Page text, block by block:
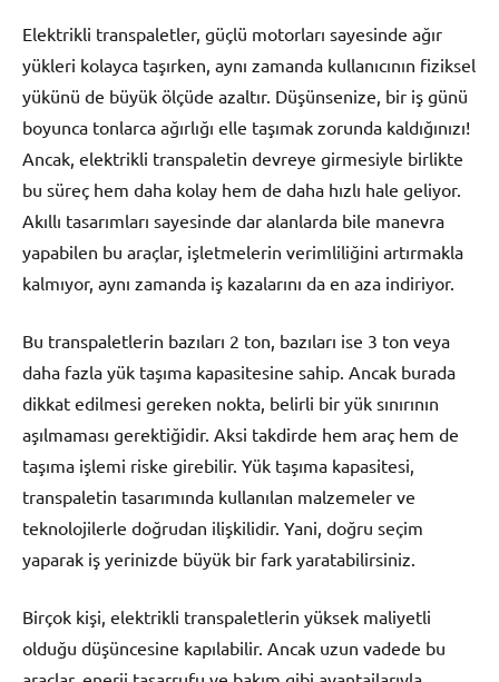
Elektrikli transpaletler, güçlü motorları sayesinde ağır
yükleri kolayca taşırken, aynı zamanda kullanıcının fiziksel
yükünü de büyük ölçüde azaltır. Düşünsenize, bir iş günü
boyunca tonlarca ağırlığı elle taşımak zorunda kaldığınızı!
Ancak, elektrikli transpaletin devreye girmesiyle birlikte
bu süreç hem daha kolay hem de daha hızlı hale geliyor.
Akıllı tasarımları sayesinde dar alanlarda bile manevra
yapabilen bu araçlar, işletmelerin verimliliğini artırmakla
kalmıyor, aynı zamanda iş kazalarını da en aza indiriyor.
Bu transpaletlerin bazıları 2 ton, bazıları ise 3 ton veya
daha fazla yük taşıma kapasitesine sahip. Ancak burada
dikkat edilmesi gereken nokta, belirli bir yük sınırının
aşılmaması gerektiğidir. Aksi takdirde hem araç hem de
taşıma işlemi riske girebilir. Yük taşıma kapasitesi,
transpaletin tasarımında kullanılan malzemeler ve
teknolojilerle doğrudan ilişkilidir. Yani, doğru seçim
yaparak iş yerinizde büyük bir fark yaratabilirsiniz.
Birçok kişi, elektrikli transpaletlerin yüksek maliyetli
olduğu düşüncesine kapılabilir. Ancak uzun vadede bu